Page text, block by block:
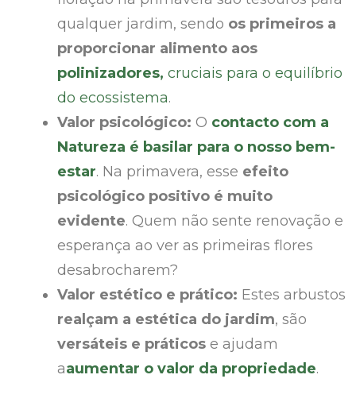
qualquer jardim, sendo os primeiros a
proporcionar alimento aos
polinizadores, cruciais para o equilíbrio
do ecossistema.
Valor psicológico: O contacto com a
Natureza é basilar para o nosso bem-
estar. Na primavera, esse efeito
psicológico positivo é muito
evidente. Quem não sente renovação e
esperança ao ver as primeiras flores
desabrocharem?
Valor estético e prático: Estes arbustos
realçam a estética do jardim, são
versáteis e práticos e ajudam
aaumentar o valor da propriedade.